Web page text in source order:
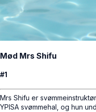
Mød Mrs Shifu
#1
Mrs Shifu er
YPISA svømmehal, og hun